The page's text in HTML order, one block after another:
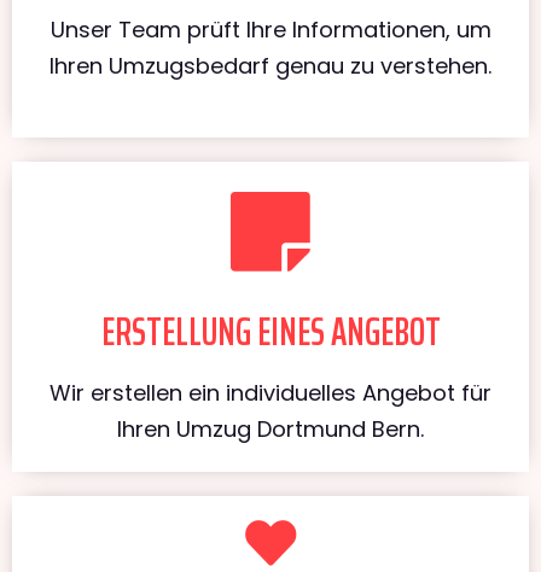
Unser Team prüft Ihre Informationen, um
Ihren Umzugsbedarf genau zu verstehen.
ERSTELLUNG EINES ANGEBOT
Wir erstellen ein individuelles Angebot für
Ihren Umzug Dortmund Bern.